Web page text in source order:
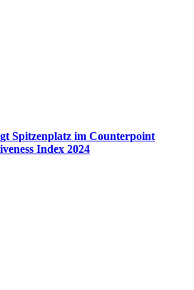
Spitzenplatz im Counterpoint
Index 2024